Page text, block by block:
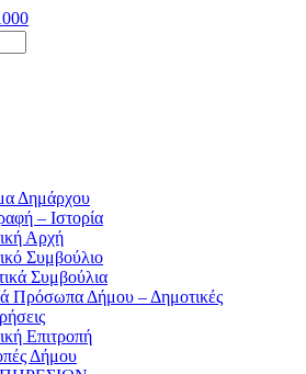
Δημάρχου
– Ιστορία
Αρχή
Συμβούλιο
Συμβούλια
Πρόσωπα Δήμου – Δημοτικές
Επιτροπή
Δήμου